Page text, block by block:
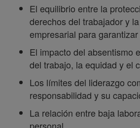
El equilibrio entre la
derechos del trabajador y
empresarial para
El impacto del absentismo
del trabajo, la equidad y el
Los límites del liderazgo
responsabilidad y su
La relación entre baja
personal.